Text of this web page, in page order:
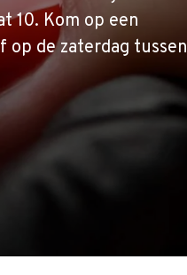
10. Kom op een
op de zaterdag tussen